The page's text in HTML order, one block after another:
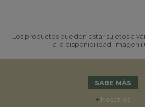
Los productos pueden estar sujetos a
a la disponibilidad. Imagen
SABE MÁS
• Nosotros